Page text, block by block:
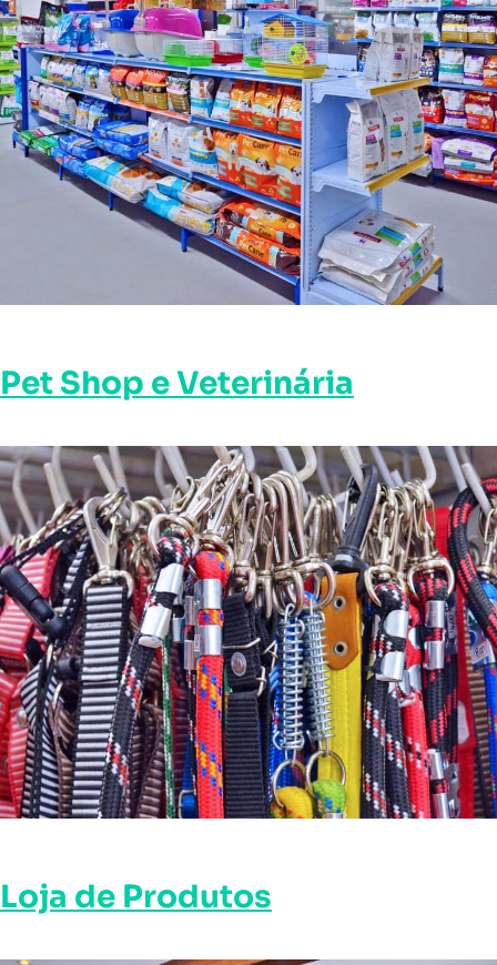
Pet Shop e Veterinária
Loja de Produtos